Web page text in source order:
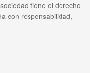
tiene el derecho
con responsabilidad,